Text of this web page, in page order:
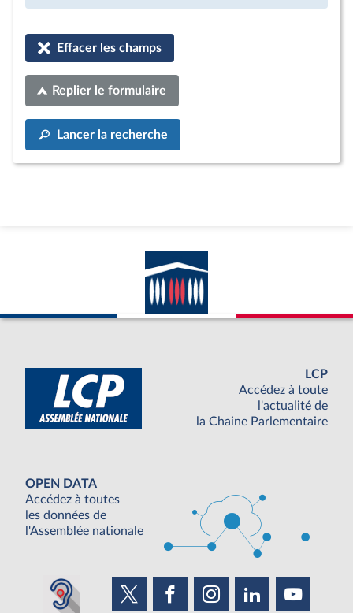
Effacer les champs
Replier le formulaire
Lancer la recherche
LCP
Accédez à toute
l'actualité de
la Chaine Parlementaire
OPEN DATA
Accédez à toutes
les données de
l'Assemblée nationale